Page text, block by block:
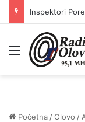
Meni
Početna /Olovo /